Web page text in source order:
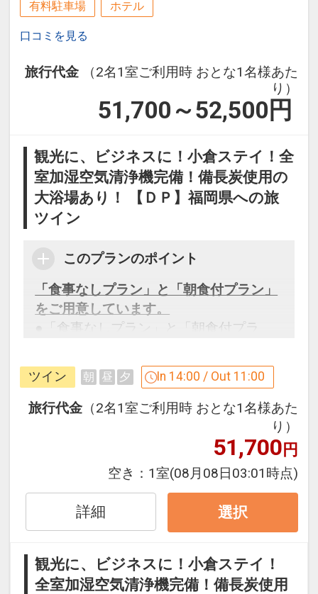
有料駐車場 ホテル
口コミを見る
旅行代金
（2名1室ご利用時 おとな1名様あた
り）
51,700～52,500 円
観光に、ビジネスに！小倉ステイ！全
室加湿空気清浄機完備！備長炭使用の
大浴場あり！ 【ＤＰ】福岡県への旅
ツイン
このプランのポイント
「食事なしプラン」と「朝食付プラン」
をご用意しています。
●「食事なしプラン」と「朝食付プラ
※ご覧のページがどちらかを【食事条
件】の項目でご確認のうえ、予約にお進
み下さい。
設定期間：2026年4月1日～2027年3月
インターネットコース番号：DP-1-
17328454
ツイン 朝 昼 夕 In 14:00 / Out 11:00
旅行代金 （2名1室ご利用時 おとな1名様あた
り）
51,700円
空き： 1室(08月08日03:01時点)
詳細 選択
観光に、ビジネスに！小倉ステイ！
全室加湿空気清浄機完備！備長炭使用